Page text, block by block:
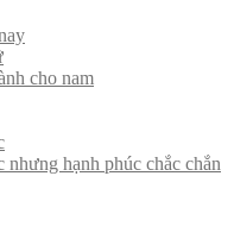
cho nam
nhưng hạnh phúc chắc chắn